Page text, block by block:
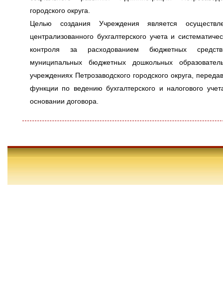
городского округа.
Целью создания Учреждения является
централизованного бухгалтерского учета и
контроля за расходованием бюджетных
муниципальных бюджетных дошкольных
учреждениях Петрозаводского городского округа,
функции по ведению бухгалтерского и налогового
основании договора.